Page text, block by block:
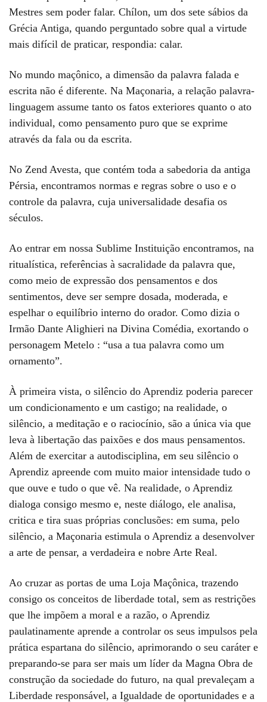
Mestres sem poder falar. Chílon, um dos sete sábios da
Grécia Antiga, quando perguntado sobre qual a virtude
mais difícil de praticar, respondia: calar.
No mundo maçônico, a dimensão da palavra falada e
escrita não é diferente. Na Maçonaria, a relação palavra-
linguagem assume tanto os fatos exteriores quanto o ato
individual, como pensamento puro que se exprime
através da fala ou da escrita.
No Zend Avesta, que contém toda a sabedoria da antiga
Pérsia, encontramos normas e regras sobre o uso e o
controle da palavra, cuja universalidade desafia os
séculos.
Ao entrar em nossa Sublime Instituição encontramos, na
ritualística, referências à sacralidade da palavra que,
como meio de expressão dos pensamentos e dos
sentimentos, deve ser sempre dosada, moderada, e
espelhar o equilíbrio interno do orador. Como dizia o
Irmão Dante Alighieri na Divina Comédia, exortando o
personagem Metelo : “usa a tua palavra como um
ornamento”.
À primeira vista, o silêncio do Aprendiz poderia parecer
um condicionamento e um castigo; na realidade, o
silêncio, a meditação e o raciocínio, são a única via que
leva à libertação das paixões e dos maus pensamentos.
Além de exercitar a autodisciplina, em seu silêncio o
Aprendiz apreende com muito maior intensidade tudo o
que ouve e tudo o que vê. Na realidade, o Aprendiz
dialoga consigo mesmo e, neste diálogo, ele analisa,
critica e tira suas próprias conclusões: em suma, pelo
silêncio, a Maçonaria estimula o Aprendiz a desenvolver
a arte de pensar, a verdadeira e nobre Arte Real.
Ao cruzar as portas de uma Loja Maçônica, trazendo
consigo os conceitos de liberdade total, sem as restrições
que lhe impõem a moral e a razão, o Aprendiz
paulatinamente aprende a controlar os seus impulsos pela
prática espartana do silêncio, aprimorando o seu caráter e
preparando-se para ser mais um líder da Magna Obra de
construção da sociedade do futuro, na qual prevaleçam a
Liberdade responsável, a Igualdade de oportunidades e a